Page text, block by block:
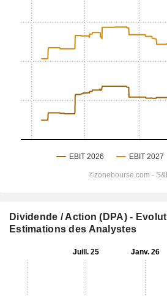
Dividende / Action (DPA) -
Estimations des Analystes